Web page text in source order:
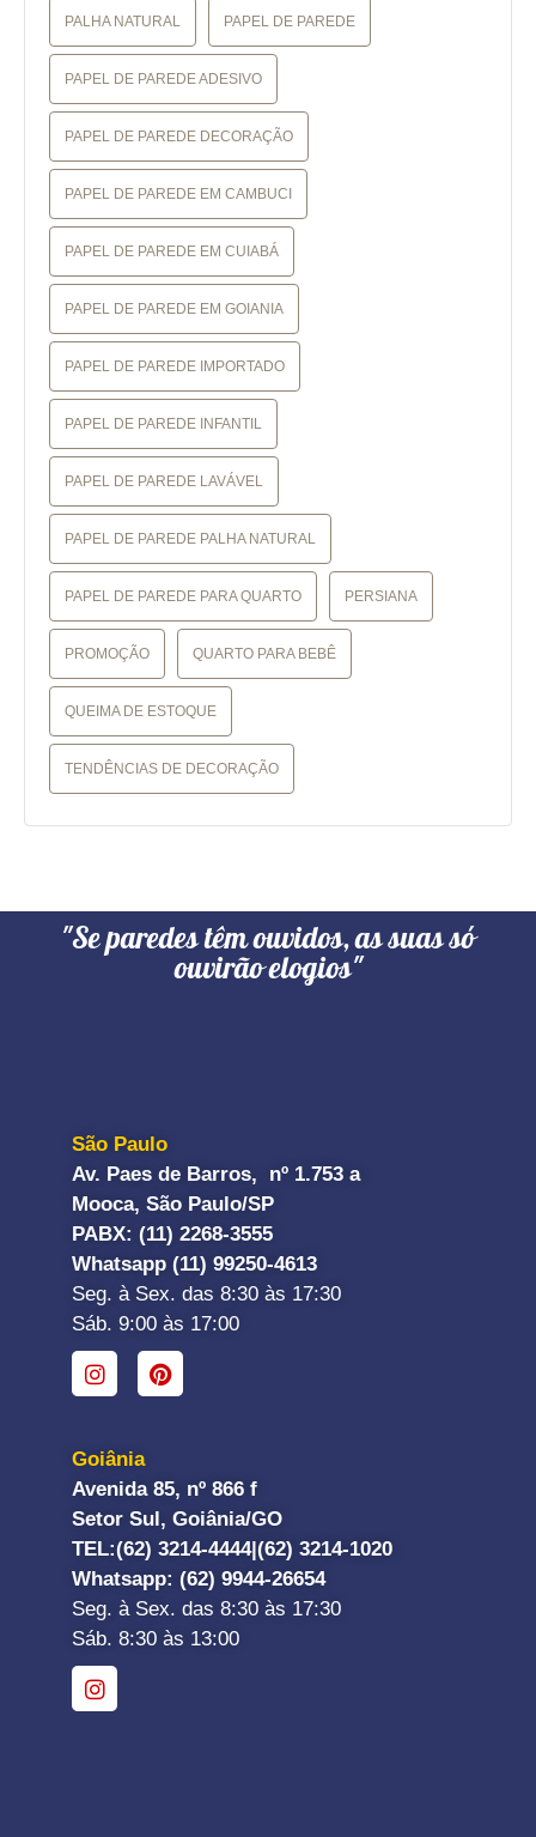
PALHA NATURAL PAPEL DE PAREDE
PAPEL DE PAREDE ADESIVO
PAPEL DE PAREDE DECORAÇÃO
PAPEL DE PAREDE EM CAMBUCI
PAPEL DE PAREDE EM CUIABÁ
PAPEL DE PAREDE EM GOIANIA
PAPEL DE PAREDE IMPORTADO
PAPEL DE PAREDE INFANTIL
PAPEL DE PAREDE LAVÁVEL
PAPEL DE PAREDE PALHA NATURAL
PAPEL DE PAREDE PARA QUARTO PERSIANA
PROMOÇÃO QUARTO PARA BEBÊ
QUEIMA DE ESTOQUE
TENDÊNCIAS DE DECORAÇÃO
"Se paredes têm ouvidos, as suas só
ouvirão elogios"
São Paulo
Av. Paes de Barros, nº 1.753 a
Mooca, São Paulo/SP
PABX: (11) 2268-3555
Whatsapp (11) 99250-4613
Seg. à Sex. das 8:30 às 17:30
Sáb. 9:00 às 17:00
Goiânia
Avenida 85, nº 866 f
Setor Sul, Goiânia/GO
TEL:(62) 3214-4444| (62) 3214-1020
Whatsapp: (62) 9944-26654
Seg. à Sex. das 8:30 às 17:30
Sáb. 8:30 às 13:00